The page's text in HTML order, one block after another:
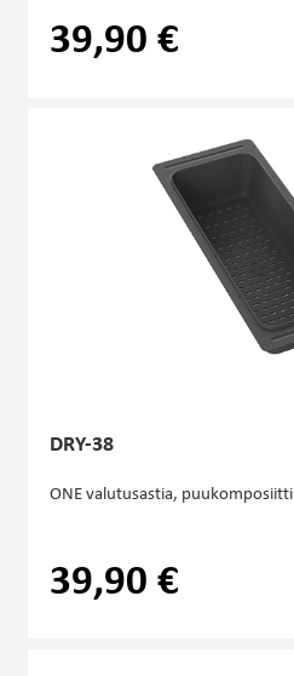
39,90 €
DRY-38
ONE valutusastia, puukomposiitti
39,90 €